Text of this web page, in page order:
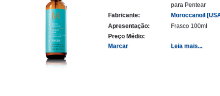
para Pentear
Fabricante:
Moroccanoil
Apresentação:
Frasco 100ml
Preço Médio:
Marcar
Leia mais...